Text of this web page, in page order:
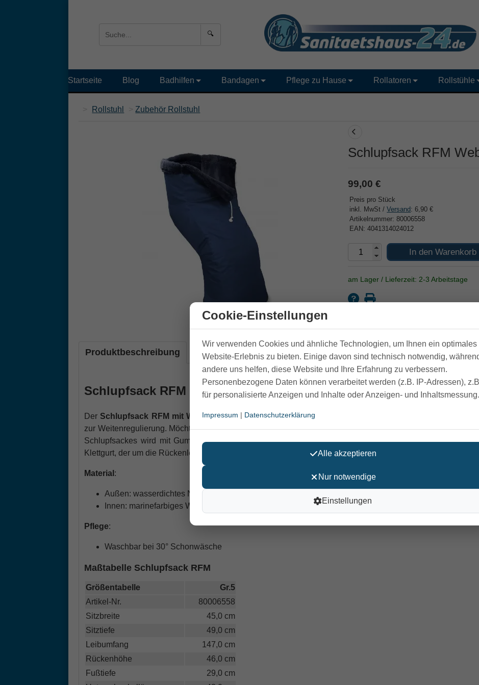
🔍
Startseite Blog Badhilfen Bandagen Pflege zu Hause Rollatoren Rollstühle
Rollstuhl Zubehör Rollstuhl
Schlupfsack RFM
99,00 €
Preis pro Stück
inkl. MwSt /Versand: 6,90 €
Artikelnummer: 80006558
EAN: 4041314024012
In den Warenkorb
am Lager / Lieferzeit: 2-3 Arbeitstage
Produktbeschreibung
Schlupfsack RFM Webpelz marine Gr.5
Der Schlupfsack RFM mit Webpelzist mit einem L-förmigen Reißverschluss ausgestattet. Die im oberen
zur Weitenregulierung. Möchten Sie kleinere Gegenstände verstauen, nutzen Sie die praktische
Schlupfsackes wird mit Gummischlaufen verhindert, die über die Schiebegriffe gestreift werden.
Klettgurt, der um die Rückenlehne gespannt werden kann.
Material :
Außen: wasserdichtes Nylonmaterial,
Innen: marinefarbiges Webpelzgewebe
Pflege:
Waschbar bei 30° Schonwäsche
Maßtabelle Schlupfsack RFM
Größentabelle
Gr.5
Artikel-Nr.
80006558
Sitzbreite
45,0 cm
Sitztiefe
49,0 cm
Leibumfang
147,0 cm
Rückenhöhe
46,0 cm
Fußtiefe
29,0 cm
Cookie-Einstellungen
Wir verwenden Cookies und ähnliche Technologien, um Ihnen ein optimales
Website-Erlebnis zu bieten. Einige davon sind technisch notwendig,
andere uns helfen, diese Website und Ihre Erfahrung zu verbessern.
Personenbezogene Daten können verarbeitet werden (z.B. IP-Adressen),
für personalisierte Anzeigen und Inhalte oder Anzeigen- und Inhaltsmessung.
Impressum | Datenschutzerklärung
Alle akzeptieren
Nur notwendige
Einstellungen